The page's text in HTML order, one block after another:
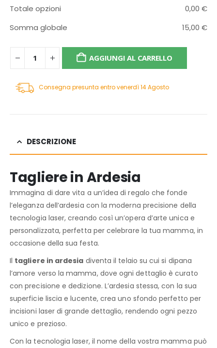
Totale opzioni
0,00 €
Somma globale
15,00 €
AGGIUNGI AL CARRELLO
Consegna presunta entro venerdì 14 Agosto
DESCRIZIONE
Tagliere in Ardesia
Immagina di dare vita a un’idea di regalo che fonde
l’eleganza dell’ardesia con la moderna precisione della
tecnologia laser, creando così un’opera d’arte unica e
personalizzata, perfetta per celebrare la tua mamma, in
occasione della sua festa.
Il tagliere in ardesia diventa il telaio su cui si dipana
l’amore verso la mamma, dove ogni dettaglio è curato
con precisione e dedizione. L’ardesia stessa, con la sua
superficie liscia e lucente, crea uno sfondo perfetto per
incisioni laser di grande dettaglio, rendendo ogni pezzo
unico e prezioso.
Con la tecnologia laser, il nome della vostra mamma può